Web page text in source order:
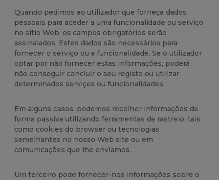
Quando pedimos ao utilizador que forneça dados
pessoais para aceder a uma funcionalidade ou serviço
no sítio Web, os campos obrigatórios serão
assinalados. Estes dados são necessários para
fornecer o serviço ou a funcionalidade. Se o utilizador
optar por não fornecer estas informações, poderá
não conseguir concluir o seu registo ou utilizar
determinados serviços ou funcionalidades.
Em alguns casos, podemos recolher informações de
forma passiva utilizando ferramentas de rastreio, tais
como cookies do browser ou tecnologias
semelhantes no nosso Web site ou em
comunicações que lhe enviamos.
Um terceiro pode fornecer-nos informações sobre o